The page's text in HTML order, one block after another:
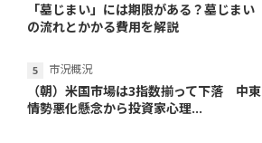
「墓じまい」には期限がある？墓じまい
の流れとかかる費用を解説
市況概況
（朝）米国市場は3指数揃って下落 中東
情勢悪化懸念から投資家心理...